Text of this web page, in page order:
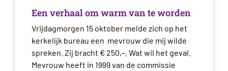
Een verhaal om warm van te worden
Vrijdagmorgen 15 oktober melde zich op het
kerkelijk bureau een mevrouw die mij wilde
spreken. Zij bracht € 250,–. Wat wil het geval.
Mevrouw heeft in 1999 van de commissie